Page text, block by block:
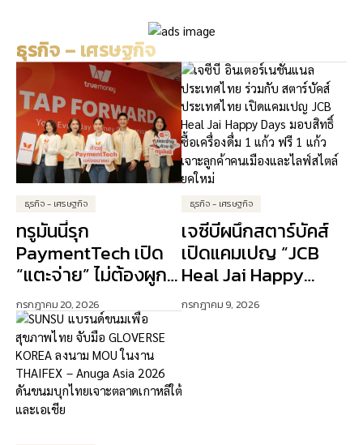
ธุรกิจ – เศรษฐกิจ
ธุรกิจ - เศรษฐกิจ
ทรูมันนี่รุก
PaymentTech เปิด
“แตะจ่าย” ไม่ต้องผูก
บัตรเครดิต ปักธง AI
ขับเคลื่อนการเงิน
ดิจิทัล
กรกฎาคม 20, 2026
ธุรกิจ - เศรษฐกิจ
เจซีบีผนึกสตาร์บัคส์
เปิดแคมเปญ “JCB
Heal Jai Happy
Days” ดัน Lifestyle
Experience เจาะ
กรกฎาคม 9, 2026